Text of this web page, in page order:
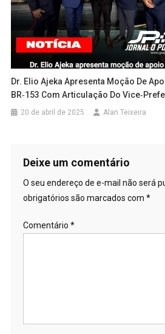
Dr. Elio Ajeka Apresenta Moção De
BR‑153 Com Articulação Do
20 de abril de 2025 Alan Teixeira
Deixe um comentário
O seu endereço de e-mail não será
obrigatórios são marcados com *
Comentário *